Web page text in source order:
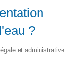
?
et administrative